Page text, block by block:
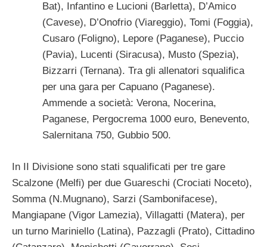
Bat), Infantino e Lucioni (Barletta), D’Amico
(Cavese), D’Onofrio (Viareggio), Tomi (Foggia),
Cusaro (Foligno), Lepore (Paganese), Puccio
(Pavia), Lucenti (Siracusa), Musto (Spezia),
Bizzarri (Ternana). Tra gli allenatori squalifica
per una gara per Capuano (Paganese).
Ammende a società: Verona, Nocerina,
Paganese, Pergocrema 1000 euro, Benevento,
Salernitana 750, Gubbio 500.
In II Divisione sono stati squalificati per tre gare
Scalzone (Melfi) per due Guareschi (Crociati Noceto),
Somma (N.Mugnano), Sarzi (Sambonifacese),
Mangiapane (Vigor Lamezia), Villagatti (Matera), per
un turno Mariniello (Latina), Pazzagli (Prato), Cittadino